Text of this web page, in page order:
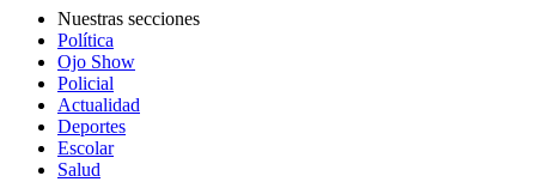
Nuestras secciones
Política
Ojo Show
Policial
Actualidad
Deportes
Escolar
Salud